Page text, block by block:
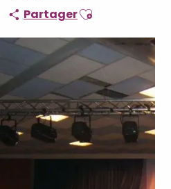
PartagerAjouter aux favoris